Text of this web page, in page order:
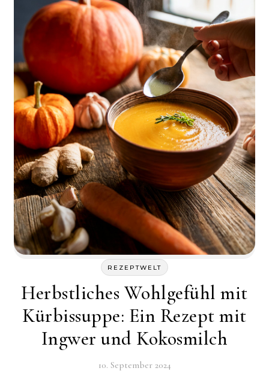
REZEPTWELT
Herbstliches Wohlgefühl mit
Kürbissuppe: Ein Rezept mit
Ingwer und Kokosmilch
10. September 2024